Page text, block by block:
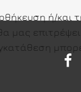
ή/
θα μας